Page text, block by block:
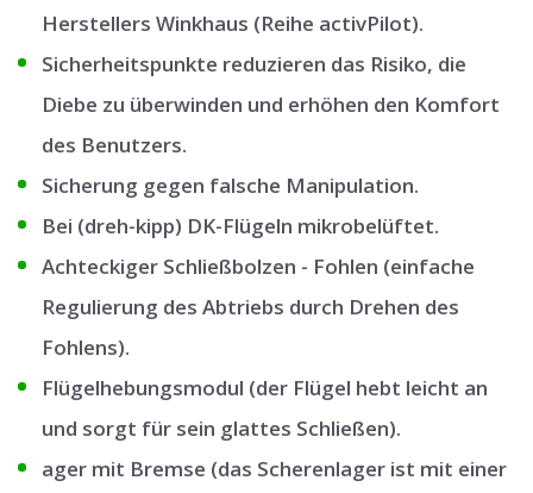
Herstellers Winkhaus (Reihe activPilot).
Sicherheitspunkte reduzieren das Risiko, die
Diebe zu überwinden und erhöhen den Komfort
des Benutzers.
Sicherung gegen falsche Manipulation.
Bei (dreh-kipp) DK-Flügeln mikrobelüftet.
Achteckiger Schließbolzen - Fohlen (einfache
Regulierung des Abtriebs durch Drehen des
Fohlens).
Flügelhebungsmodul (der Flügel hebt leicht an
und sorgt für sein glattes Schließen).
ager mit Bremse (das Scherenlager ist mit einer